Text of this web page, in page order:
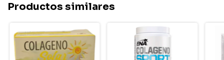
Productos similares